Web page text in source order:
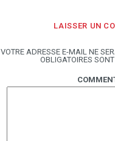
LAISSER UN
VOTRE ADRESSE E-MAIL NE
OBLIGATOIRES